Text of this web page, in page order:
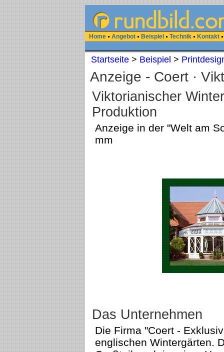
Home Angebot Beispiel Technik Kontakt
Startseite > Beispiel >
Anzeige - Coert ·
Viktorianischer
Produktion
Anzeige in der "Welt am
mm
Das Unternehmen
Die Firma "Coert -
englischen Wintergärten.